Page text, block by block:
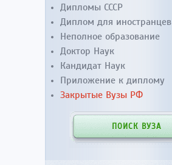
Дипломы СССР
Диплом для иностранцев
Неполное образование
Доктор Наук
Кандидат Наук
Приложение к диплому
Закрытые Вузы РФ
ПОИСК ВУЗА